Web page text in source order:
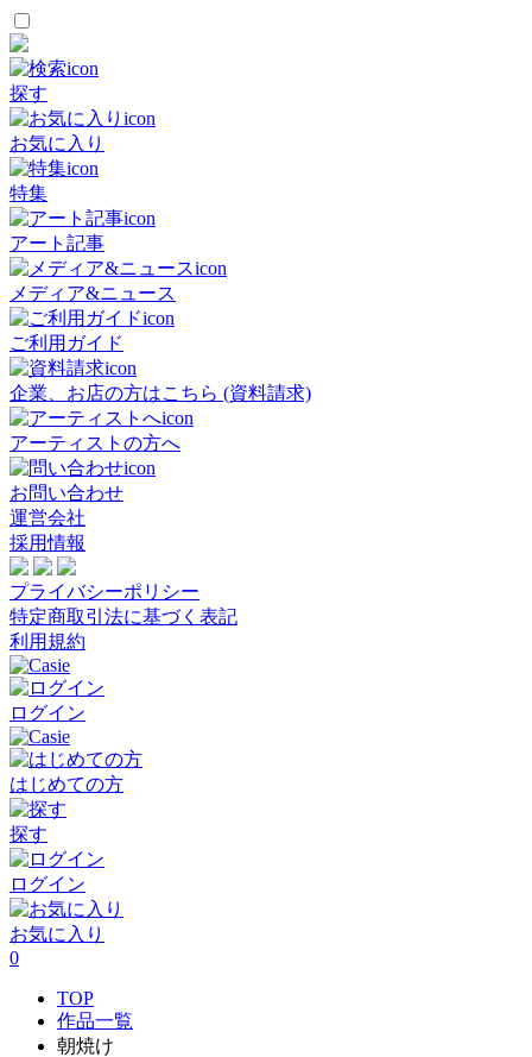
探す
お気に入り
特集
アート記事
メディア&ニュース
ご利用ガイド
企業、お店の方はこちら (資料請求)
アーティストの方へ
お問い合わせ
運営会社
採用情報
プライバシーポリシー
特定商取引法に基づく表記
利用規約
ログイン
はじめての方
探す
ログイン
お気に入り
0
TOP
作品一覧
朝焼け